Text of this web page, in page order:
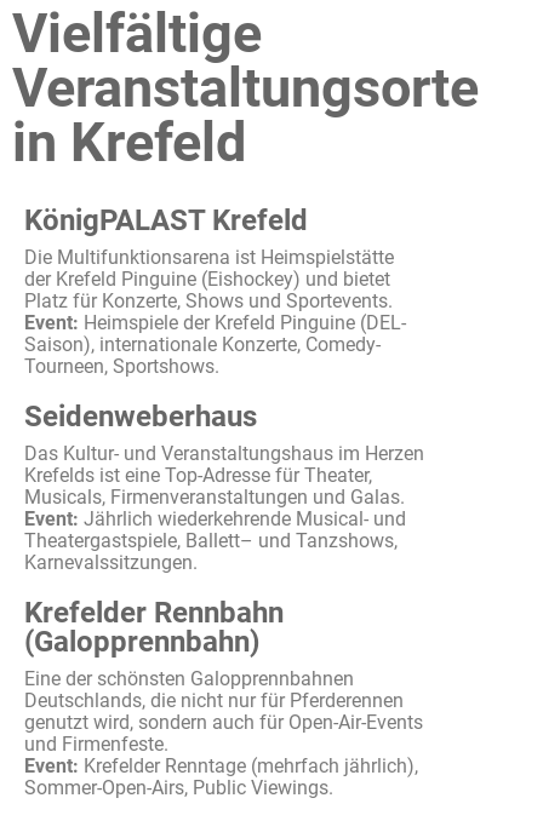
Vielfältige
Veranstaltungsorte
in Krefeld
KönigPALAST Krefeld
Die Multifunktionsarena ist Heimspielstätte
der Krefeld Pinguine (Eishockey) und bietet
Platz für Konzerte, Shows und Sportevents.
Event: Heimspiele der Krefeld Pinguine (DEL-
Saison), internationale Konzerte, Comedy-
Tourneen, Sportshows.
Seidenweberhaus
Das Kultur- und Veranstaltungshaus im Herzen
Krefelds ist eine Top-Adresse für Theater,
Musicals, Firmenveranstaltungen und Galas.
Event: Jährlich wiederkehrende Musical- und
Theatergastspiele, Ballett– und Tanzshows,
Karnevalssitzungen.
Krefelder Rennbahn
(Galopprennbahn)
Eine der schönsten Galopprennbahnen
Deutschlands, die nicht nur für Pferderennen
genutzt wird, sondern auch für Open-Air-Events
und Firmenfeste.
Event: Krefelder Renntage (mehrfach jährlich),
Sommer-Open-Airs, Public Viewings.